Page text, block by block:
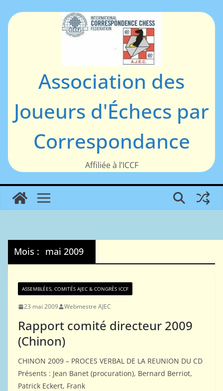
au
Association des
Joueurs d'Échecs par
Correspondance
Affiliée à l’ICCF
Mois : mai 2009
ASSEMBLÉES, COMITÉS AJEC & CONGRÈS ICCF
23 mai 2009 Webmestre AJEC
Rapport comité directeur 2009
(Chinon)
CHINON 2009 – PROCES VERBAL DE LA REUNION DU CD
Présents : Jean Banet (procuration), Bernard Berriot,
Patrick Eckert, Frank